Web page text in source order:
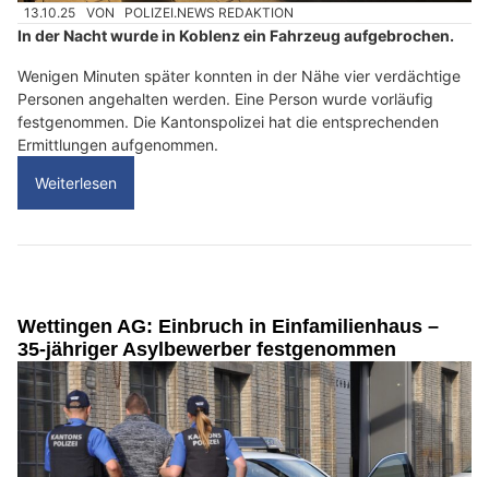
13.10.25 VON POLIZEI.NEWS REDAKTION
In der Nacht wurde in Koblenz ein Fahrzeug aufgebrochen.
Wenigen Minuten später konnten in der Nähe vier verdächtige
Personen angehalten werden. Eine Person wurde vorläufig
festgenommen. Die Kantonspolizei hat die entsprechenden
Ermittlungen aufgenommen.
Weiterlesen
Wettingen AG: Einbruch in Einfamilienhaus –
35-jähriger Asylbewerber festgenommen